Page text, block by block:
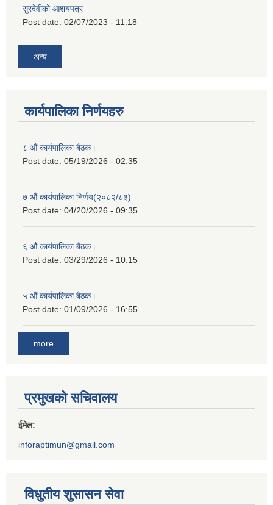
सुरदेवीको आशयपत्र
Post date: 02/07/2023 - 11:18
अन्य
कार्यपालिका निर्णयहरु
८ औं कार्यपालिका बैठक।
Post date: 05/19/2026 - 02:35
७ औं कार्यपालिका निर्णय(२०८२/८३)
Post date: 04/20/2026 - 09:35
६ औं कार्यपालिका बैठक।
Post date: 03/29/2026 - 10:15
५ औं कार्यपालिका बैठक।
Post date: 01/09/2026 - 16:55
more
प्रमुखको सचिवालय
ईमेल:
inforaptimun@gmail.com
विधुतीय शुसासन सेवा